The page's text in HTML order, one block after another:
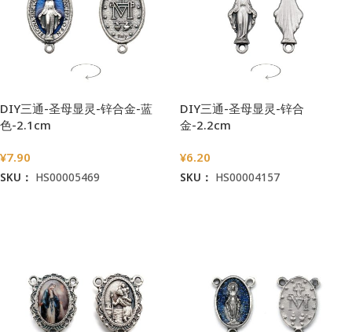
DIY三通-圣母显灵-锌合金-蓝
色-2.1cm
¥7.90
SKU： HS00005469
DIY三通-圣母显灵-锌合
金-2.2cm
¥6.20
SKU： HS00004157